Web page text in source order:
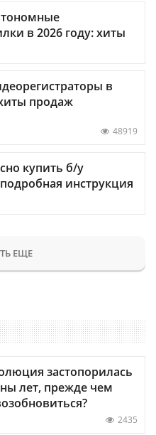
в 2026 году: хиты
в
продаж
48919
купить б/у
инструкция
ЕЩЕ
застопорилась
лет, прежде чем
2435